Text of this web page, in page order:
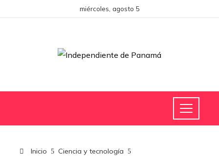
miércoles, agosto 5
Inicio
Ciencia y tecnología